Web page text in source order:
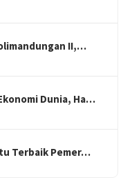
II,…
Dunia, Ha…
Terbaik Pemer…